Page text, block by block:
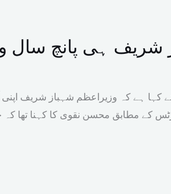
شریف ہی پانچ سال
کہا ہے کہ وزیراعظم شہباز شریف
کے مطابق محسن نقوی کا کہنا تھا